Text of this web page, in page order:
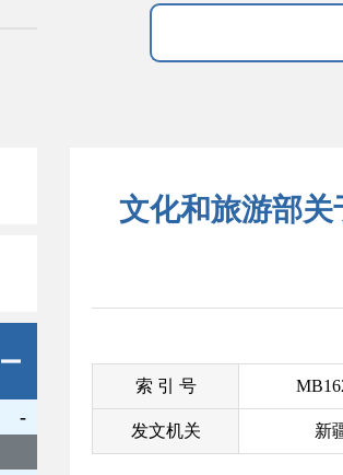
-
文化和旅游部
索 引 号
发文机关 新